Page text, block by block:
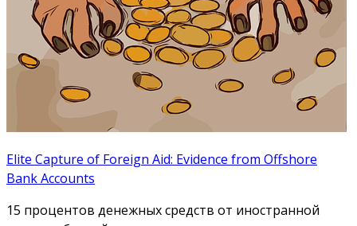
Elite Capture of Foreign Aid: Evidence from Offshore
Bank Accounts
15 процентов денежных средств от иностранной